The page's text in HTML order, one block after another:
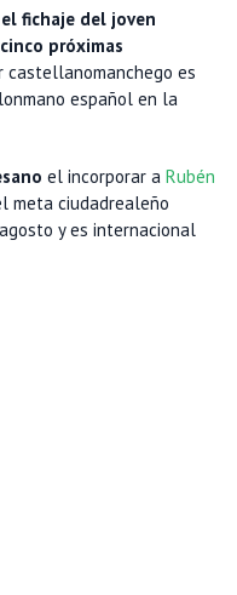
fichaje del joven
próximas
castellanomanchego es
español en la
el incorporar a Rubén
meta ciudadrealeño
y es internacional